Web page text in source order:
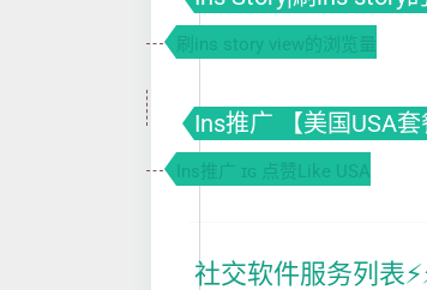
刷ins story view的浏览量
Ins推广 【美国USA
Ins推广 ɪɢ 点赞Like USA
社交软件服务列表